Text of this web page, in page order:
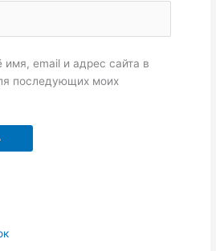
имя, email и адрес сайта в
последующих моих